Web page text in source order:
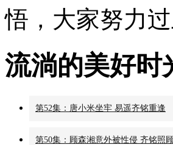
悟，大家努力
流淌的美好时
第52集：唐小米坐牢 易遥齐铭重逢
第50集：顾森湘意外被性侵 齐铭照